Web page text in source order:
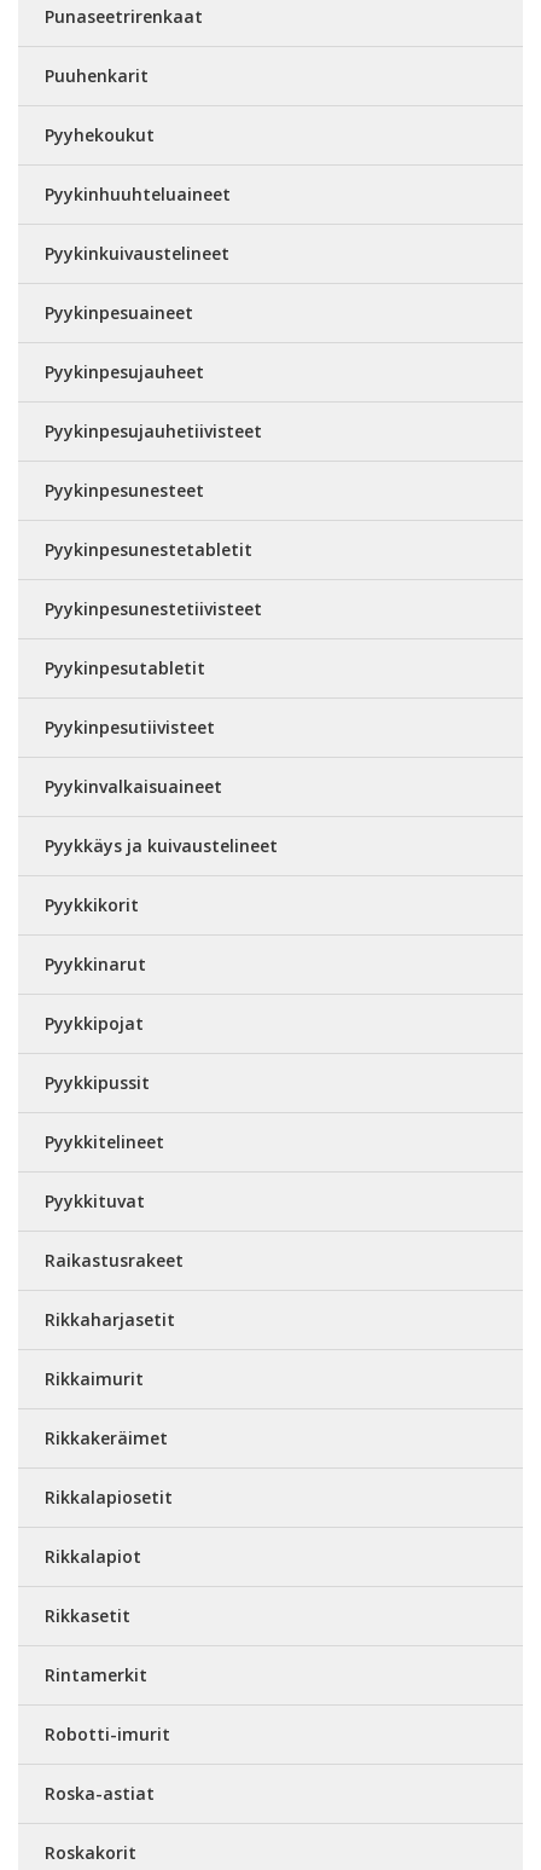
Punaseetrirenkaat
Puuhenkarit
Pyyhekoukut
Pyykinhuuhteluaineet
Pyykinkuivaustelineet
Pyykinpesuaineet
Pyykinpesujauheet
Pyykinpesujauhetiivisteet
Pyykinpesunesteet
Pyykinpesunestetabletit
Pyykinpesunestetiivisteet
Pyykinpesutabletit
Pyykinpesutiivisteet
Pyykinvalkaisuaineet
Pyykkäys ja kuivaustelineet
Pyykkikorit
Pyykkinarut
Pyykkipojat
Pyykkipussit
Pyykkitelineet
Pyykkituvat
Raikastusrakeet
Rikkaharjasetit
Rikkaimurit
Rikkakeräimet
Rikkalapiosetit
Rikkalapiot
Rikkasetit
Rintamerkit
Robotti-imurit
Roska-astiat
Roskakorit